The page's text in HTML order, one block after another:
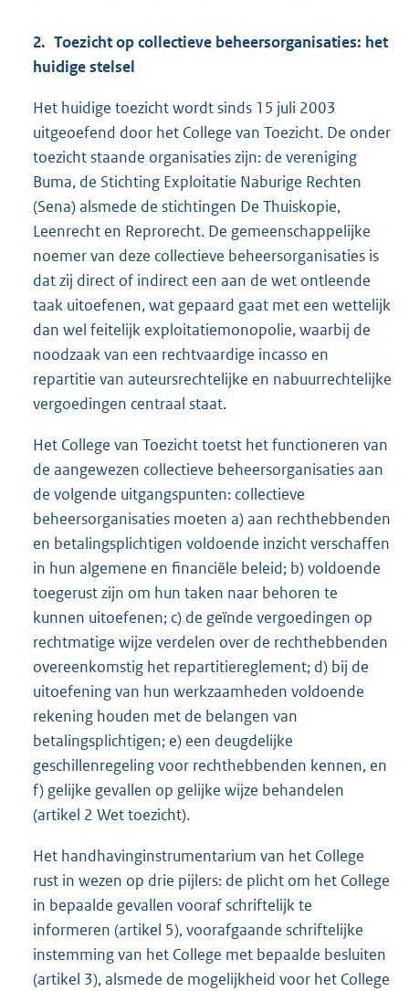
2. Toezicht op collectieve beheersorganisaties: het
huidige stelsel
Het huidige toezicht wordt sinds 15 juli 2003
uitgeoefend door het College van Toezicht. De onder
toezicht staande organisaties zijn: de vereniging
Buma, de Stichting Exploitatie Naburige Rechten
(Sena) alsmede de stichtingen De Thuiskopie,
Leenrecht en Reprorecht. De gemeenschappelijke
noemer van deze collectieve beheersorganisaties is
dat zij direct of indirect een aan de wet ontleende
taak uitoefenen, wat gepaard gaat met een wettelijk
dan wel feitelijk exploitatiemonopolie, waarbij de
noodzaak van een rechtvaardige incasso en
repartitie van auteursrechtelijke en nabuurrechtelijke
vergoedingen centraal staat.
Het College van Toezicht toetst het functioneren van
de aangewezen collectieve beheersorganisaties aan
de volgende uitgangspunten: collectieve
beheersorganisaties moeten a) aan rechthebbenden
en betalingsplichtigen voldoende inzicht verschaffen
in hun algemene en financiële beleid; b) voldoende
toegerust zijn om hun taken naar behoren te
kunnen uitoefenen; c) de geïnde vergoedingen op
rechtmatige wijze verdelen over de rechthebbenden
overeenkomstig het repartitiereglement; d) bij de
uitoefening van hun werkzaamheden voldoende
rekening houden met de belangen van
betalingsplichtigen; e) een deugdelijke
geschillenregeling voor rechthebbenden kennen, en
f) gelijke gevallen op gelijke wijze behandelen
(artikel 2 Wet toezicht).
Het handhavinginstrumentarium van het College
rust in wezen op drie pijlers: de plicht om het College
in bepaalde gevallen vooraf schriftelijk te
informeren (artikel 5), voorafgaande schriftelijke
instemming van het College met bepaalde besluiten
(artikel 3), alsmede de mogelijkheid voor het College